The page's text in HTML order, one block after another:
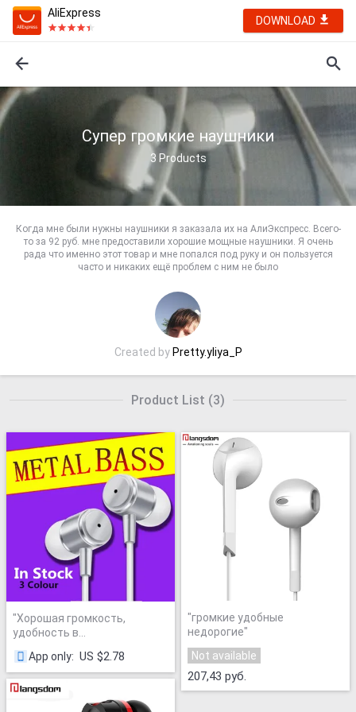
AliExpress
DOWNLOAD
Супер громкие наушники
3 Products
Когда мне были нужны наушники я заказала их на АлиЭкспресс. Всего-
то за 92 руб. мне предоставили хорошие мощные наушники. Я очень
рада что именно этот товар и мне попался под руку и он пользуется
часто и никаких ещё проблем с ним не было
Created byPretty.yliya_P
Product List (3)
"Хорошая громкость,
удобность в
App only: US $2.78
"громкие удобные
недорогие"
Not available
207,43 руб.